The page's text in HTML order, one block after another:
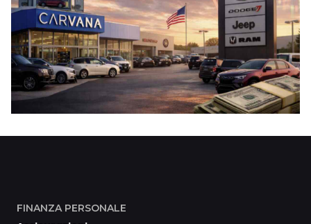
FINANZA PERSONALE